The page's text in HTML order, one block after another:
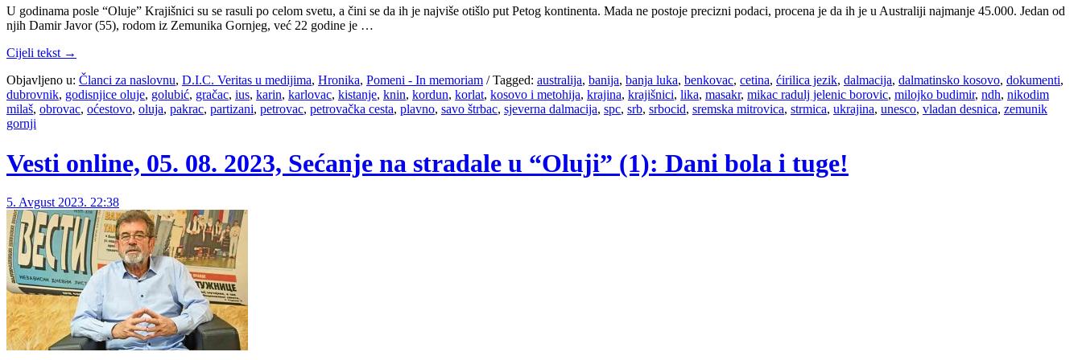
U godinama posle “Oluje” Krajišnici su se rasuli po celom svetu, a čini se da ih je najviše otišlo put Petog kontinenta. Mada ne postoje precizni podaci, procena je da ih je u Australiji najmanje 45.000. Jedan od
njih Damir Javor (55), rodom iz Zemunika Gornjeg, već 22 godine je …
Cijeli tekst →
Objavljeno u: Članci za naslovnu, D.I.C. Veritas u medijima, Hronika, Pomeni - In memoriam /Tagged: australija, banija, banja luka, benkovac, cetina, ćirilica jezik, dalmacija, dalmatinsko kosovo, dokumenti,
dubrovnik, godisnjice oluje, golubić, gračac, ius, karin, karlovac, kistanje, knin, kordun, korlat, kosovo i metohija, krajina, krajišnici, lika, masakr, mikac radulj jelenic borovic, milojko budimir, ndh, nikodim
milaš, obrovac, oćestovo, oluja, pakrac, partizani, petrovac, petrovačka cesta, plavno, savo štrbac, sjeverna dalmacija, spc, srb, srbocid, sremska mitrovica, strmica, ukrajina, unesco, vladan desnica, zemunik
gornji
Vesti online, 05. 08. 2023, Sećanje na stradale u “Oluji” (1): Dani bola i tuge!
5. Avgust 2023. 22:38